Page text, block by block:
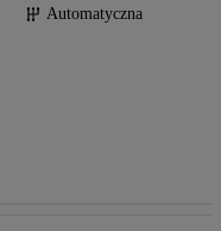
Automatyczna